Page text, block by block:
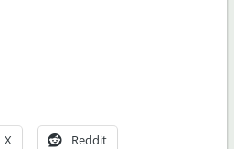
X Reddit